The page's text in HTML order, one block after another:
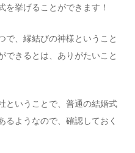
を挙げることができます！
で、縁結びの神様ということ
できるとは、ありがたいこと
ということで、普通の結婚式
るようなので、確認しておく